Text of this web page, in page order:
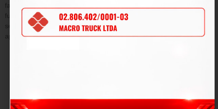
fabricação que venham afetar a integridade física e/ou o
funcionamento do mesmo, durante este período, será submetida
sem ônus para o cliente, todas as peças e componentes que
apresentarem defeitos comprovados de projeto e/ou fabricação.
avarias prévias, a tem o dever de reparar os danos o mais